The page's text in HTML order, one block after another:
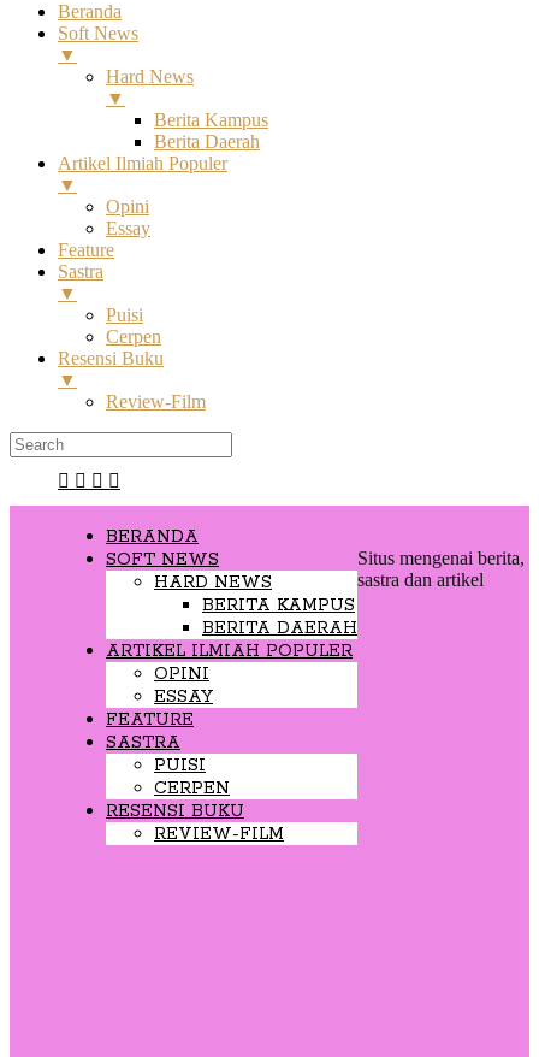
Beranda
Soft News
▼
Hard News
▼
Berita Kampus
Berita Daerah
Artikel Ilmiah Populer
▼
Opini
Essay
Feature
Sastra
▼
Puisi
Cerpen
Resensi Buku
▼
Review-Film
BERANDA
SOFT NEWS
HARD NEWS
BERITA KAMPUS
BERITA DAERAH
ARTIKEL ILMIAH POPULER
OPINI
ESSAY
FEATURE
SASTRA
PUISI
CERPEN
RESENSI BUKU
REVIEW-FILM
Situs mengenai berita,
sastra dan artikel